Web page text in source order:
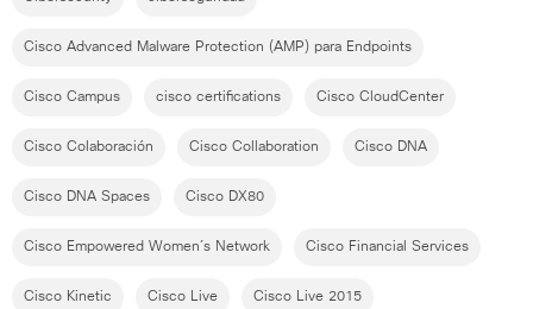
Cisco Advanced Malware Protection (AMP) para Endpoints
Cisco Campus cisco certifications Cisco CloudCenter
Cisco Colaboración Cisco Collaboration Cisco DNA
Cisco DNA Spaces Cisco DX80
Cisco Empowered Women´s Network Cisco Financial Services
Cisco Kinetic Cisco Live Cisco Live 2015